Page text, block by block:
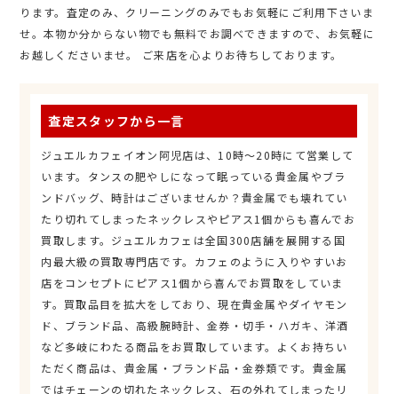
ります。査定のみ、クリーニングのみでもお気軽にご利用下さいま
せ。本物か分からない物でも無料でお調べできますので、お気軽に
お越しくださいませ。 ご来店を心よりお待ちしております。
査定スタッフから一言
ジュエルカフェイオン阿児店は、10時～20時にて営業して
います。タンスの肥やしになって眠っている貴金属やブラ
ンドバッグ、時計はございませんか？貴金属でも壊れてい
たり切れてしまったネックレスやピアス1個からも喜んでお
買取します。ジュエルカフェは全国300店舗を展開する国
内最大級の買取専門店です。カフェのように入りやすいお
店をコンセプトにピアス1個から喜んでお買取をしていま
す。買取品目を拡大をしており、現在貴金属やダイヤモン
ド、ブランド品、高級腕時計、金券・切手・ハガキ、洋酒
など多岐にわたる商品をお買取しています。よくお持ちい
ただく商品は、貴金属・ブランド品・金券類です。貴金属
ではチェーンの切れたネックレス、石の外れてしまったリ